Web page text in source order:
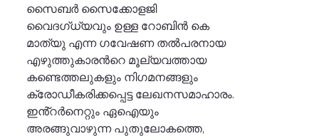
സൈബർ സൈക്കോളജി
വൈദഗ്‌ധ്യവും ഉള്ള റോബിൻ കെ
മാത്യു എന്ന ഗവേഷണ തൽപരനായ
എഴുത്തുകാരൻറെ മൂല്യവത്തായ
കണ്ടെത്തലുകളും നിഗമനങ്ങളും
ക്രോഡീകരിക്കപ്പെട്ട ലേഖനസമാഹാരം.
ഇൻ്റർനെറ്റും ഏഐയും
അരങ്ങുവാഴുന്ന പുതുലോകത്തെ,